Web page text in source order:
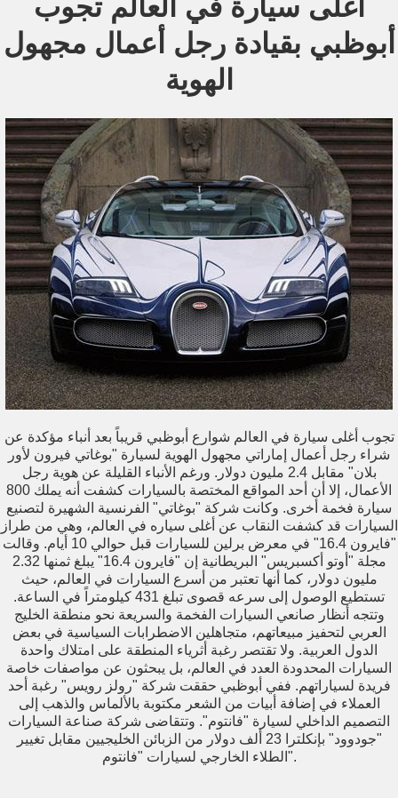
أغلى سيارة في العالم تجوب
أبوظبي بقيادة رجل أعمال مجهول
الهوية
تجوب أغلى سيارة في العالم شوارع أبوظبي قريباً بعد أنباء مؤكدة عن
شراء رجل أعمال إماراتي مجهول الهوية لسيارة "بوغاتي فيرون لأور
بلان" مقابل 2.4 مليون دولار. ورغم الأنباء القليلة عن هوية رجل
الأعمال، إلا أن أحد المواقع المختصة بالسيارات كشفت أنه يملك 800
سيارة فخمة أخرى. وكانت شركة "بوغاتي" الفرنسية الشهيرة لتصنيع
السيارات قد كشفت النقاب عن أغلى سياره في العالم، وهي من طراز
"فايرون 16.4" في معرض برلين للسيارات قبل حوالي 10 أيام. وقالت
مجلة "أوتو أكسبريس" البريطانية إن "فايرون 16.4" يبلغ ثمنها 2.32
مليون دولار، كما أنها تعتبر من أسرع السيارات في العالم، حيث
تستطيع الوصول إلى سرعه قصوى تبلغ 431 كيلومتراً في الساعة.
وتتجه أنظار صانعي السيارات الفخمة والسريعة نحو منطقة الخليج
العربي لتحفيز مبيعاتهم، متجاهلين الاضطرابات السياسية في بعض
الدول العربية. ولا تقتصر رغبة أثرياء المنطقة على امتلاك واحدة
السيارات المحدودة العدد في العالم، بل يبحثون عن مواصفات خاصة
فريدة لسياراتهم. ففي أبوظبي حققت شركة "رولز رويس" رغبة أحد
العملاء في إضافة أبيات من الشعر مكتوبة بالألماس والذهب إلى
التصميم الداخلي لسيارة "فانتوم". وتتقاضى شركة صناعة السيارات
"جودوود" بإنكلترا 23 ألف دولار من الزبائن الخليجيين مقابل تغيير
الطلاء الخارجي لسيارات "فانتوم".